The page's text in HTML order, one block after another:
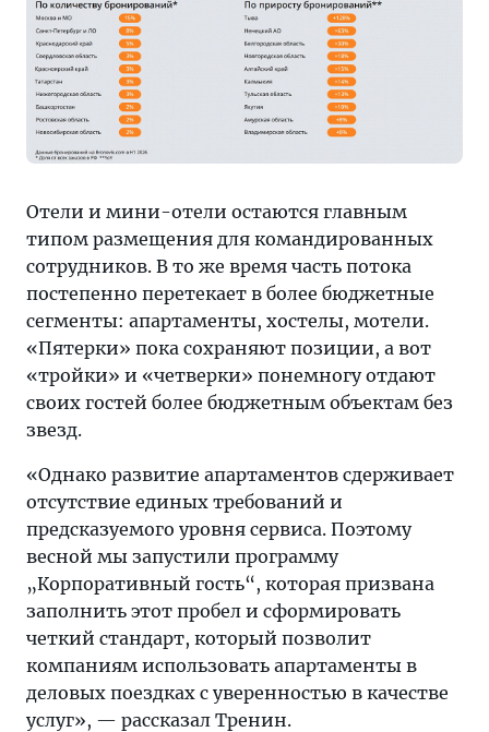
Отели и мини-отели остаются главным
типом размещения для командированных
сотрудников. В то же время часть потока
постепенно перетекает в более бюджетные
сегменты: апартаменты, хостелы, мотели.
«Пятерки» пока сохраняют позиции, а вот
«тройки» и «четверки» понемногу отдают
своих гостей более бюджетным объектам без
звезд.
«Однако развитие апартаментов сдерживает
отсутствие единых требований и
предсказуемого уровня сервиса. Поэтому
весной мы запустили программу
„Корпоративный гость“, которая призвана
заполнить этот пробел и сформировать
четкий стандарт, который позволит
компаниям использовать апартаменты в
деловых поездках с уверенностью в качестве
услуг», — рассказал Тренин.